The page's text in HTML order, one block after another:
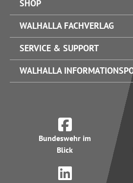
SHOP
WALHALLA FACHVERLAG
SERVICE & SUPPORT
WALHALLA
Bundeswehr im
Blick